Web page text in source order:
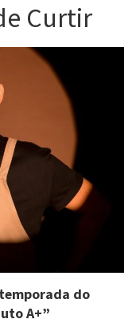
Curtir
do
A+”